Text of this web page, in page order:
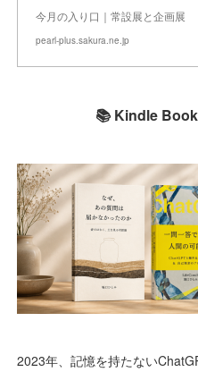
今月の入り口｜常設展と企画展
pearl-plus.sakura.ne.jp
📚 Kindle
2023年、記憶を持たない